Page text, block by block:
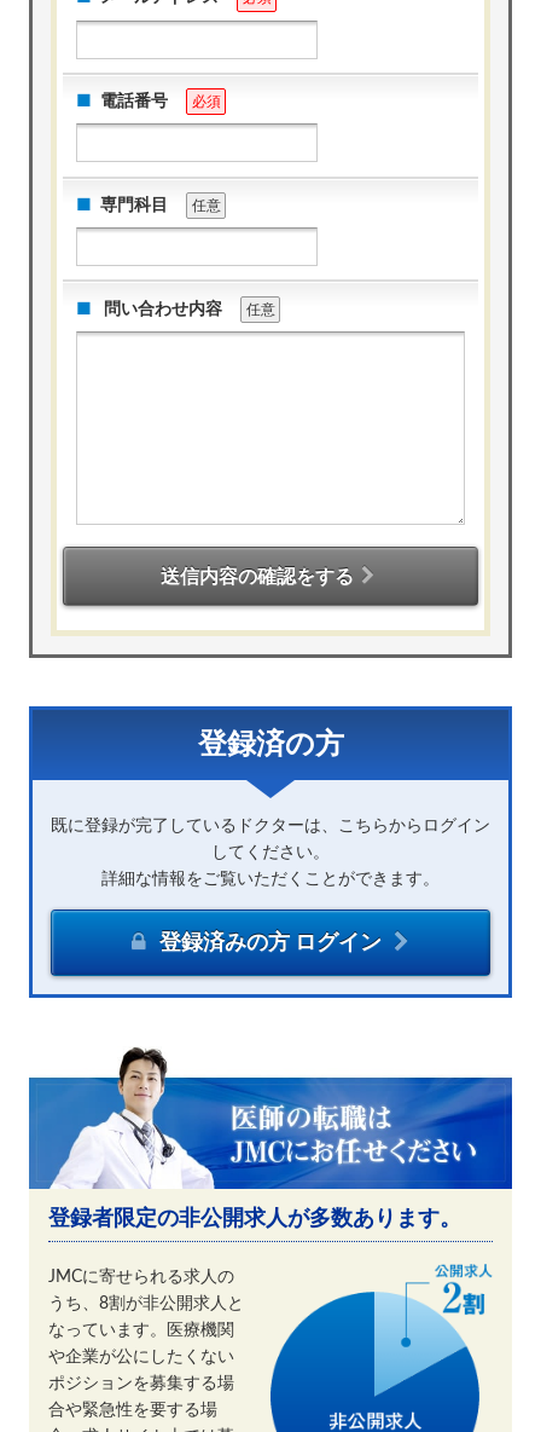
電話番号 必須
専門科目 任意
問い合わせ内容 任意
送信内容の確認をする
登録済の方
既に登録が完了しているドクターは、こちらからログイン
してください。
詳細な情報をご覧いただくことができます。
登録済みの方 ログイン
登録者限定の非公開求人が多数あります。
JMCに寄せられる求人の
うち、8割が非公開求人と
なっています。医療機関
や企業が公にしたくない
ポジションを募集する場
合や緊急性を要する場